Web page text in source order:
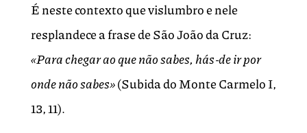
É neste contexto que vislumbro e nele
resplandece a frase de São João da Cruz:
«Para chegar ao que não sabes, hás‑de ir por
onde não sabes»(Subida do Monte Carmelo I,
13, 11).